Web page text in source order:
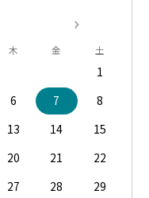
木 金 土
1
6 7
8
13 14
15
20 21
22
27 28
29